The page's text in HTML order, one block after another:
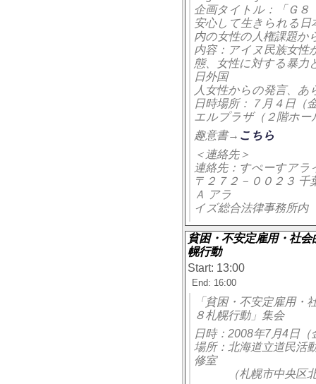
企画タイトル：「Ｇ
安心して生きられる
内の女性の人権課題か
内容：アイヌ民族女性
態、女性に対する暴力
日外国
人女性からの発言、
日時場所：７月４日（
エルプラザ（２階ホー
趣意書→ こちら
＜連絡先＞
連絡先：すぺーすアラ
〒２７２－００２３ 千
Ａ アラ
イズ総合法律事務所
貧困・不安定雇用・社
幌行動
Start: 13:00
End: 16:00
「貧困・不安定雇用
８札幌行動」集会
日時：2008年7月4日
場所：北海道立道民
修室
（札幌市中央区北